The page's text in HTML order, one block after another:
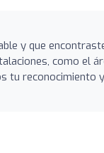
y que
como el
tu reconocimiento y